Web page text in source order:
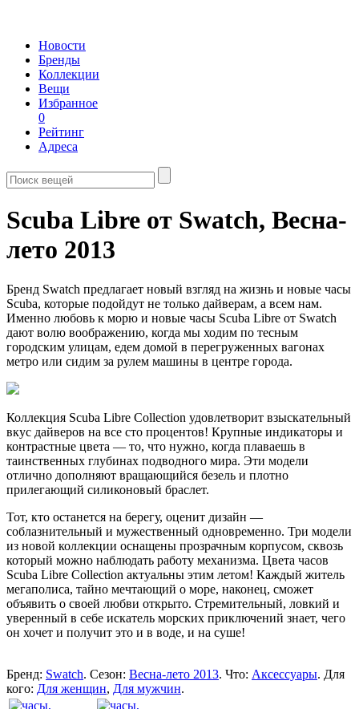
Новости
Бренды
Коллекции
Вещи
Избранное
0
Рейтинг
Адреса
Scuba Libre от Swatch, Весна-
лето 2013
Бренд Swatch предлагает новый взгляд на жизнь и новые часы
Scuba, которые подойдут не только дайверам, а всем нам.
Именно любовь к морю и новые часы Scuba Libre от Swatch
дают волю воображению, когда мы ходим по тесным
городским улицам, едем домой в перегруженных вагонах
метро или сидим за рулем машины в центре города.
Коллекция Scuba Libre Collection удовлетворит взыскательный
вкус дайверов на все сто процентов! Крупные индикаторы и
контрастные цвета — то, что нужно, когда плаваешь в
таинственных глубинах подводного мира. Эти модели
отлично дополняют вращающийся безель и плотно
прилегающий силиконовый браслет.
Тот, кто останется на берегу, оценит дизайн —
соблазнительный и мужественный одновременно. Три модели
из новой коллекции оснащены прозрачным корпусом, сквозь
который можно наблюдать работу механизма. Цвета часов
Scuba Libre Collection актуальны этим летом! Каждый житель
мегаполиса, тайно мечтающий о море, наконец, сможет
объявить о своей любви открыто. Стремительный, ловкий и
уверенный в себе искатель морских приключений знает, чего
он хочет и получит это и в воде, и на суше!
Бренд: Swatch. Сезон: Весна-лето 2013. Что: Аксессуары. Для
кого: Для женщин, Для мужчин.